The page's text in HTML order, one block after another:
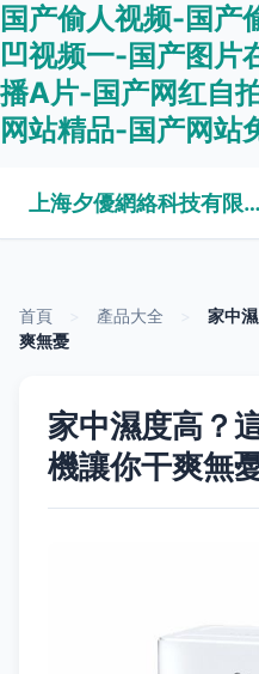
国产偷人视频-国产
凹视频一-国产图片
播A片-国产网红自
网站精品-国产网站
上海夕優網絡科技有限公司
首頁 產品大全
家中
爽無憂
家中濕度高？
機讓你干爽無